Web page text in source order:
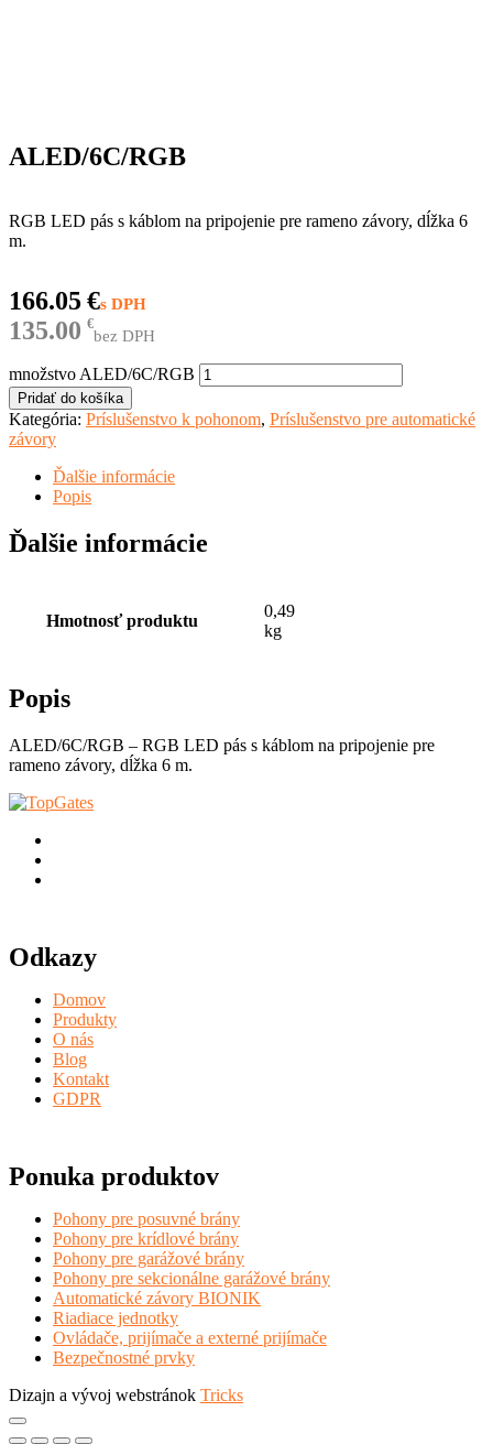
ALED/6C/RGB
€
166.05
€
135.00 bez DPH
RGB LED pás s káblom na pripojenie pre rameno závory, dĺžka 6
m.
množstvo ALED/6C/RGB
Pridať do košíka
Kategória: Príslušenstvo k pohonom, Príslušenstvo pre automatické
závory
Ďalšie informácie
Popis
Ďalšie informácie
Hmotnosť produktu
0,49
kg
Popis
ALED/6C/RGB – RGB LED pás s káblom na pripojenie pre
rameno závory, dĺžka 6 m.
Odkazy
Domov
Produkty
O nás
Blog
Kontakt
GDPR
Ponuka produktov
Pohony pre posuvné brány
Pohony pre krídlové brány
Pohony pre garážové brány
Pohony pre sekcionálne garážové brány
Automatické závory BIONIK
Riadiace jednotky
Ovládače, prijímače a externé prijímače
Bezpečnostné prvky
Dizajn a vývoj webstránok Tricks